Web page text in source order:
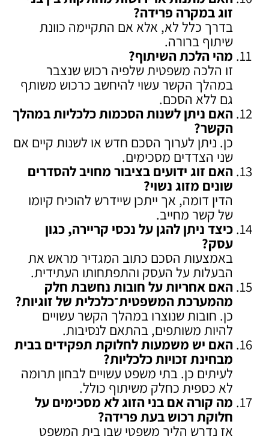
זוג במקרה פרידה?
בדרך כלל לא, אלא אם התקיימה כוונת
שיתוף ברורה.
מהי הלכת השיתוף?
זו הלכה משפטית שלפיה רכוש שנצבר
במהלך הקשר עשוי להיחשב כרכוש משותף
גם ללא הסכם.
האם ניתן לשנות הסכמות כלכליות במהלך
הקשר?
כן. ניתן לערוך הסכם חדש או לשנות קיים אם
שני הצדדים מסכימים.
האם זוג ידועים בציבור מחויב להסדרים
שונים מזוג נשוי?
הדין דומה, אך ייתכן שיידרש להוכיח קיומו
של קשר מחייב.
כיצד ניתן להגן על נכסי קריירה, כגון
עסק?
באמצעות הסכם כתוב המגדיר מראש את
הבעלות על העסק והתפתחותו העתידית.
האם אחריות על חובות נחשבת חלק
מהמערכת המשפטית־כלכלית של זוגיות?
כן. חובות שנוצרו במהלך הקשר עשויים
להיות משותפים, בהתאם לנסיבות.
האם יש משמעות לחלוקת תפקידים בבית
מבחינת זכויות כלכליות?
לעיתים כן. בתי משפט עשויים לבחון תרומה
לא כספית כחלק משיתוף כולל.
מה קורה אם בני הזוג לא מסכימים על
חלוקת רכוש בעת פרידה?
אז נדרש הליך משפטי שבו בית המשפט